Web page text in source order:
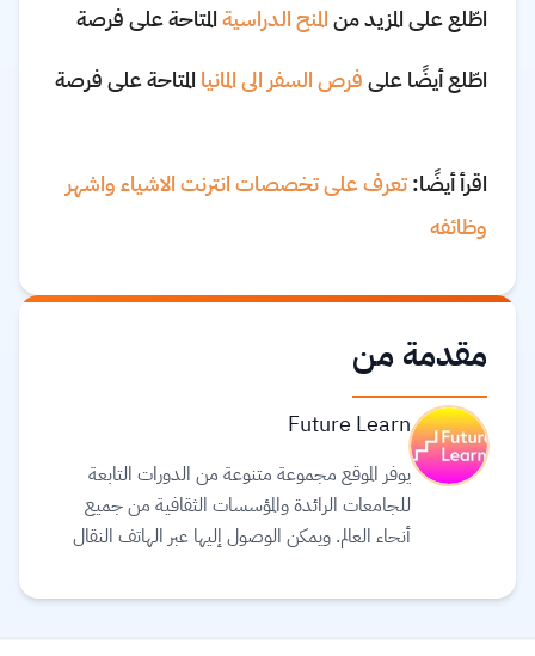
اطّلع على المزيد منالمنح الدراسيةالمتاحة على فرصة
اطّلع أيضًا علىفرص السفر الى المانيا المتاحة على فرصة
اقرأ أيضًا:تعرف على تخصصات انترنت الاشياء واشهر
وظائفه
مقدمة من
Future Learn
يوفر الموقع مجموعة متنوعة من الدورات التابعة
للجامعات الرائدة والمؤسسات الثقافية من جميع
أنحاء العالم. ويمكن الوصول إليها عبر الهاتف النقال
يمكنك توفيق التعليم في حياتك. يعتقد القائمون على